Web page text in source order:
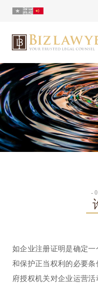
页面
简介
小册
-
如企业注册证明是确定
和保护正当权利的必要
府授权机关对企业运营